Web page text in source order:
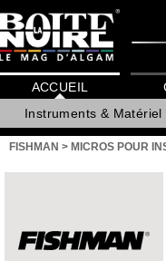
ACCUEIL
Instruments & Matériel
FISHMAN > MICROS POUR